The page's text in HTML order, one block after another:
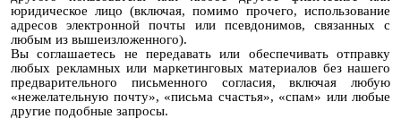
юридическое лицо (включая, помимо прочего, использование
адресов электронной почты или псевдонимов, связанных с
любым из вышеизложенного).
Вы соглашаетесь не передавать или обеспечивать отправку
любых рекламных или маркетинговых материалов без нашего
предварительного письменного согласия, включая любую
«нежелательную почту», «письма счастья», «спам» или любые
другие подобные запросы.